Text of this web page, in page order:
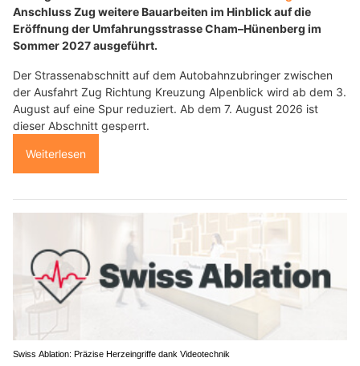
Anschluss Zug weitere Bauarbeiten im Hinblick auf die
Eröffnung der Umfahrungsstrasse Cham–Hünenberg im
Sommer 2027 ausgeführt.
Der Strassenabschnitt auf dem Autobahnzubringer zwischen
der Ausfahrt Zug Richtung Kreuzung Alpenblick wird ab dem 3.
August auf eine Spur reduziert. Ab dem 7. August 2026 ist
dieser Abschnitt gesperrt.
Weiterlesen
Swiss Ablation: Präzise Herzeingriffe dank Videotechnik